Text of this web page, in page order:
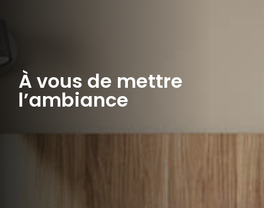
À vous de mettre
l’ambiance